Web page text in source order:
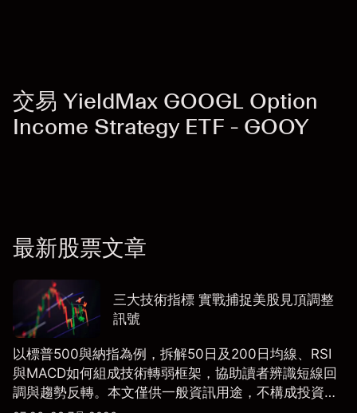
交易 YieldMax GOOGL Option
Income Strategy ETF - GOOY
最新股票文章
三大技術指標 實戰捕捉美股見頂調整
訊號
以標普500與納指為例，拆解50日及200日均線、RSI
與MACD如何組成技術轉弱框架，協助讀者辨識短線回
調與趨勢反轉。本文僅供一般資訊用途，不構成投資研